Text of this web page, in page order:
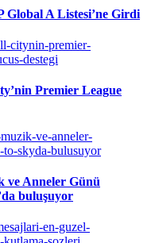
Global A Listesi’ne Girdi
Premier League
ve Anneler Günü
buluşuyor